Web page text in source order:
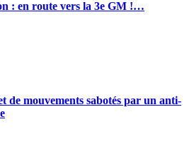
: en route vers la 3e GM !…
de mouvements sabotés par un anti-